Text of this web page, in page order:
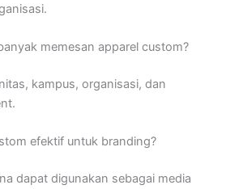
memesan apparel custom?
kampus, organisasi, dan
efektif untuk branding?
dapat digunakan sebagai media